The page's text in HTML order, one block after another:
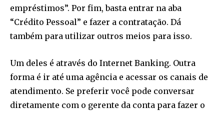
I've read and accept the
[td_block_social_counter style=”style7 td-social-boxed”
manual_count_twitch=”11243″ tiktok=”#”
manual_count_tiktok=”32214″ f_network_font_family=”tt-
primary-font_global” f_counters_font_family=”tt-primary-
font_global”
empréstimos”. Por fim, basta entrar na aba
“Crédito Pessoal” e fazer a contratação. Dá
também para utilizar outros meios para isso.
Um deles é através do Internet Banking. Outra
forma é ir até uma agência e acessar os canais de
atendimento. Se preferir você pode conversar
diretamente com o gerente da conta para fazer o